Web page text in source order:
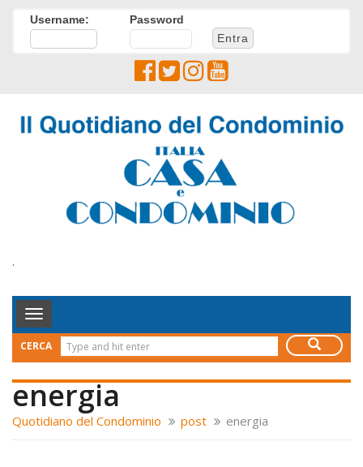
Username: Password
.
Toggle
Navigation
CERCA
energia
Quotidiano del Condominio post energia